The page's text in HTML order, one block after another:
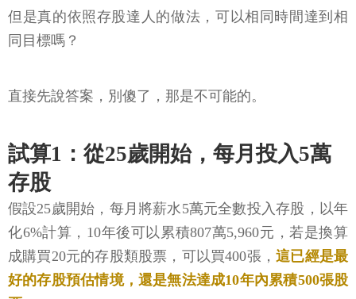
但是真的依照存股達人的做法，可以相同時間達到相
同目標嗎？
直接先說答案，別傻了，那是不可能的。
試算1：從25歲開始，每月投入5萬
存股
假設25歲開始，每月將薪水5萬元全數投入存股，以年
化6%計算，10年後可以累積807萬5,960元，若是換算
成購買20元的存股類股票，可以買400張，這已經是最
好的存股預估情境，還是無法達成10年內累積500張股